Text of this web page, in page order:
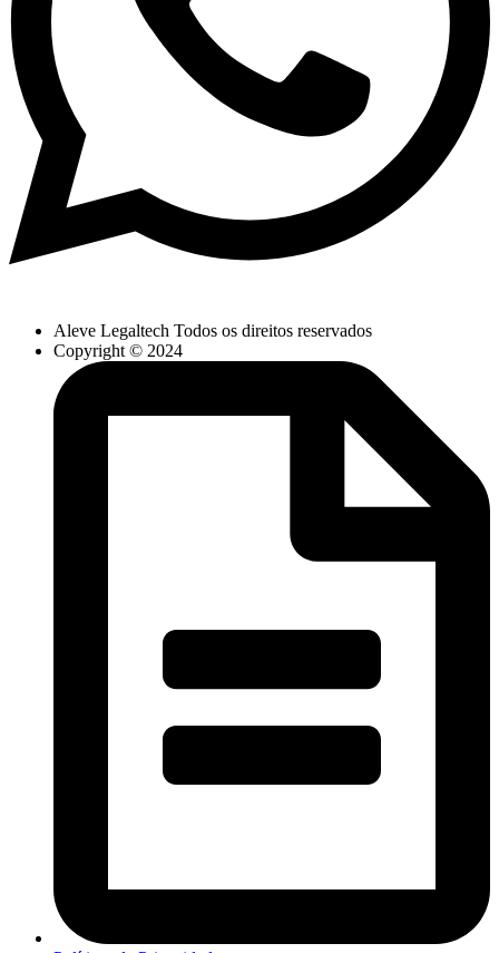
Aleve Legaltech Todos os direitos reservados
Copyright © 2024